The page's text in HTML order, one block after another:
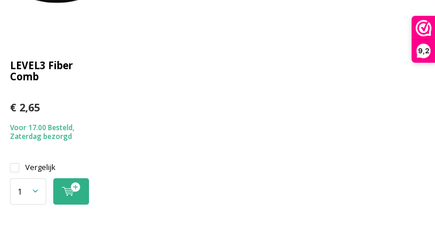
9,2
LEVEL3 Fiber
Comb
€ 2,65
Voor 17.00 Besteld,
Zaterdag bezorgd
Vergelijk